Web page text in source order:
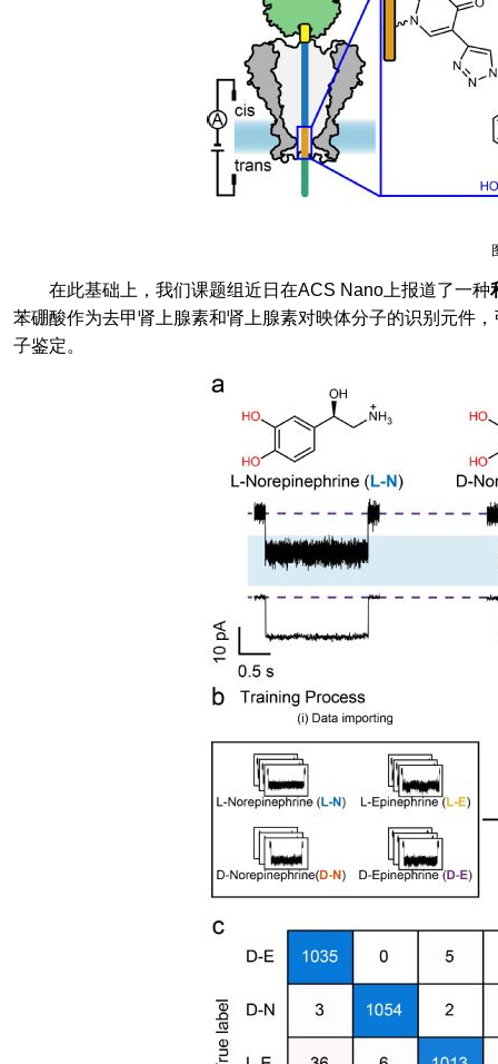
在此基础上，我们课题组近日在ACS Nano 上报道了一种
苯硼酸作为去甲肾上腺素和肾上腺素对映体分子的识别元件，
子鉴定。